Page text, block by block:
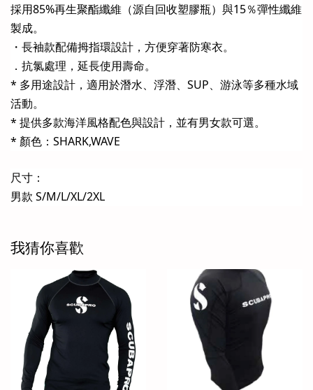
採用85%再生聚酯纖維（源自回收塑膠瓶）與15％彈性纖維
製成。
・長袖款配備拇指環設計，方便穿著防寒衣。
．抗氯處理，延長使用壽命。
* 多用途設計，適用於潛水、浮潛、SUP、游泳等多種水域
活動。
* 提供多款海洋風格配色與設計，並有男女款可選。
* 顏色：SHARK,WAVE
尺寸：
男款 S/M/L/XL/2XL
我猜你喜歡